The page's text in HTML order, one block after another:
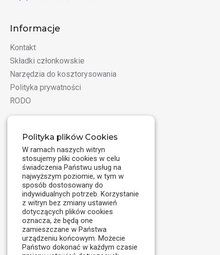
Informacje
Kontakt
Składki członkowskie
Narzędzia do kosztorysowania
Polityka prywatności
RODO
Biuro
ul. Nowogrodzka 31 lok. 327
00-511 Warszawa
III p. wejście od ul. Parkingowej
Email:biuro@kosztorysowanie.pl
Telefon: 22 826 15 67
Faks: 22 826 15 67
Polityka plików Cookies
W ramach naszych witryn
stosujemy pliki cookies w celu
świadczenia Państwu usług na
najwyższym poziomie, w tym w
sposób dostosowany do
indywidualnych potrzeb. Korzystanie
z witryn bez zmiany ustawień
dotyczących plików cookies
oznacza, że będą one
zamieszczane w Państwa
urządzeniu końcowym. Możecie
Państwo dokonać w każdym czasie